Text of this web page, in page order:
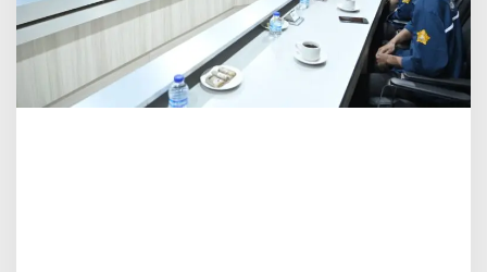
e
s
i
S